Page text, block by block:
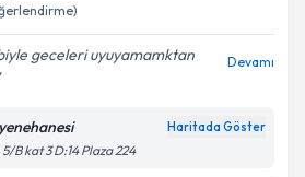
geceleri uyuyamamktan
Devamı
Haritada Göster
B kat 3 D:14 Plaza 224